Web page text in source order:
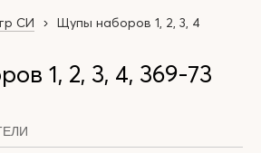
СИ Щупы наборов 1, 2, 3, 4
1, 2, 3, 4, 369-73